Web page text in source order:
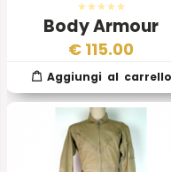
Body Armour
Esercito Inglese
Osprey Combat
€ 115.00